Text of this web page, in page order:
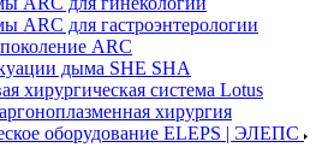
ARC для гастроэнтерологии
ARC
дыма SHE SHA
хирургическая система Lotus
хирургия
оборудование ELEPS | ЭЛЕПС